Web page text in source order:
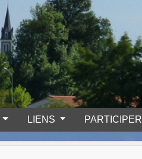
LIENS PARTICIPER